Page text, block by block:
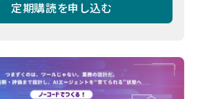
定期購読を申し込む